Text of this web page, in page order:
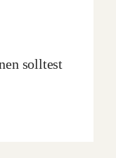
solltest